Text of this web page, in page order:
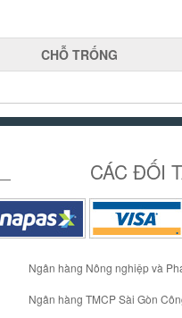
CHỖ TRỐNG
CÁC ĐỐI
Ngân hàng Nông nghiệp và
Ngân hàng TMCP Sài Gòn